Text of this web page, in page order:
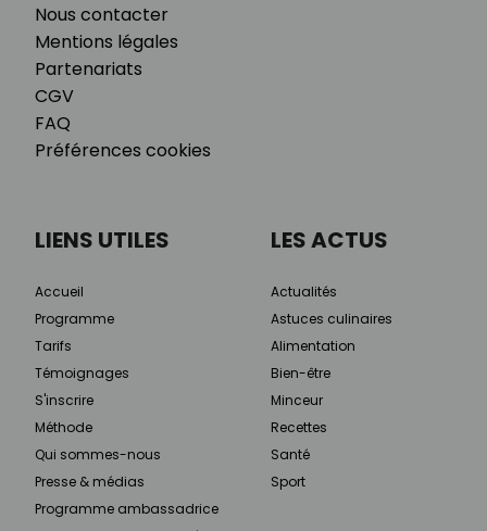
Nous contacter
Mentions légales
Partenariats
CGV
FAQ
Préférences cookies
LIENS UTILES
Accueil
Programme
Tarifs
Témoignages
S'inscrire
Méthode
Qui sommes-nous
Presse & médias
Programme ambassadrice
LES ACTUS
Actualités
Astuces culinaires
Alimentation
Bien-être
Minceur
Recettes
Santé
Sport